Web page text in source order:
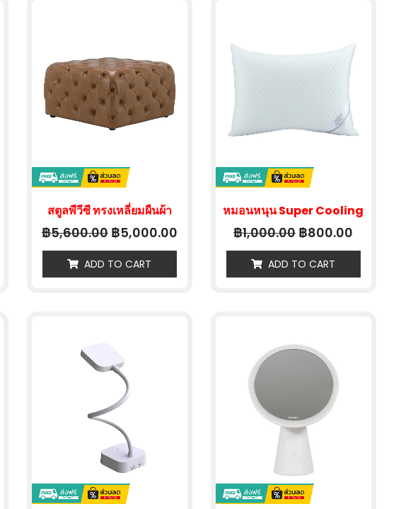
สตูลพีวีซี ทรงเหลี่ยมผืนผ้า
฿5,600.00 ฿5,000.00
ADD TO CART
หมอนหนุน Super Cooling
฿1,000.00฿800.00
ADD TO CART